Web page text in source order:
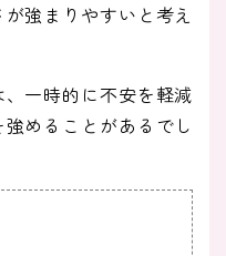
強まりやすいと考え
一時的に不安を軽減
めることがあるでし